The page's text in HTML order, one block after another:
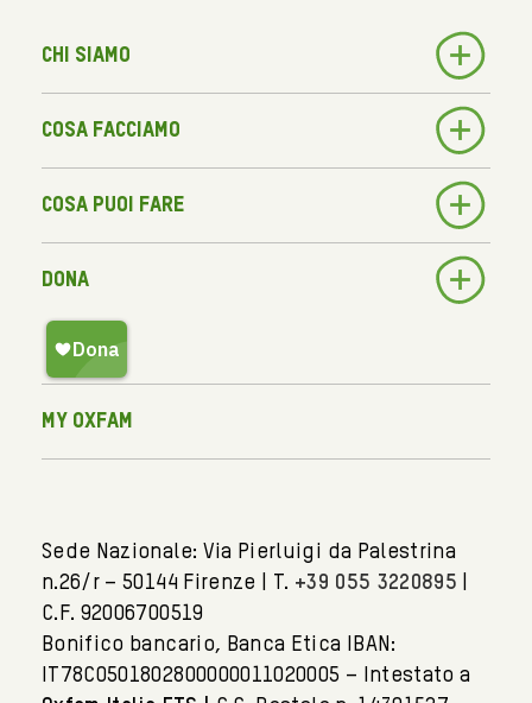
Chi siamo
Cosa facciamo
Cosa puoi fare
Dona
My Oxfam
Sede Nazionale: Via Pierluigi da Palestrina
n.26/r – 50144 Firenze | T. +39 055 3220895
C.F. 92006700519
Bonifico bancario, Banca Etica IBAN:
IT78C0501802800000011020005 – Intestato a